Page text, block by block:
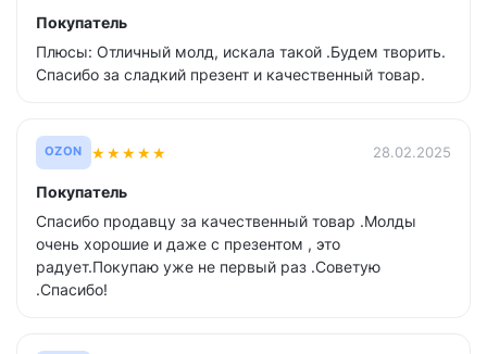
Покупатель
Плюсы: Отличный молд, искала такой .Будем творить.
Спасибо за сладкий презент и качественный товар.
OZON ★★★★★ 28.02.2025
Покупатель
Спасибо продавцу за качественный товар .Молды
очень хорошие и даже с презентом , это
радует.Покупаю уже не первый раз .Советую
.Спасибо!